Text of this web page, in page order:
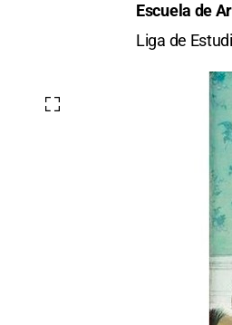
Escuela de
Liga de